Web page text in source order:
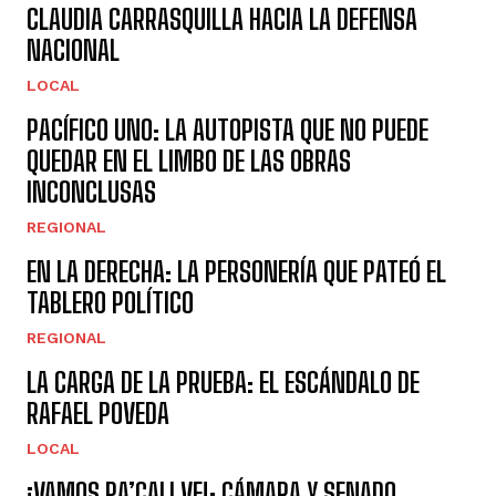
CLAUDIA CARRASQUILLA HACIA LA DEFENSA
NACIONAL
LOCAL
PACÍFICO UNO: LA AUTOPISTA QUE NO PUEDE
QUEDAR EN EL LIMBO DE LAS OBRAS
INCONCLUSAS
REGIONAL
EN LA DERECHA: LA PERSONERÍA QUE PATEÓ EL
TABLERO POLÍTICO
REGIONAL
LA CARGA DE LA PRUEBA: EL ESCÁNDALO DE
RAFAEL POVEDA
LOCAL